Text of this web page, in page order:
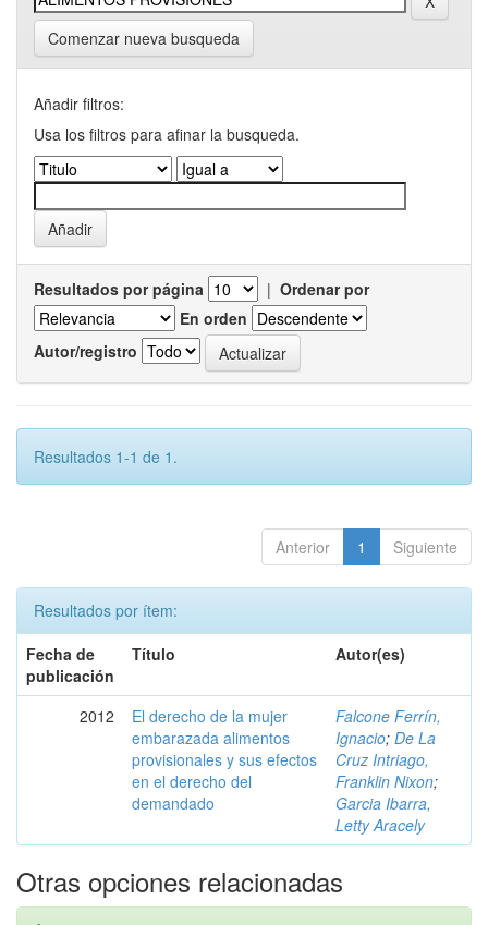
Comenzar nueva busqueda
Añadir filtros:
Usa los filtros para afinar la busqueda.
Resultados por página | Ordenar por
En orden
Autor/registro
Resultados 1-1 de 1.
Anterior 1 Siguiente
Resultados por ítem:
Fecha de
publicación
Título Autor(es)
2012
El derecho de la mujer
embarazada alimentos
provisionales y sus efectos
en el derecho del
demandado
Falcone Ferrín,
Ignacio; De La
Cruz Intriago,
Franklin Nixon;
Garcia Ibarra,
Letty Aracely
Otras opciones relacionadas